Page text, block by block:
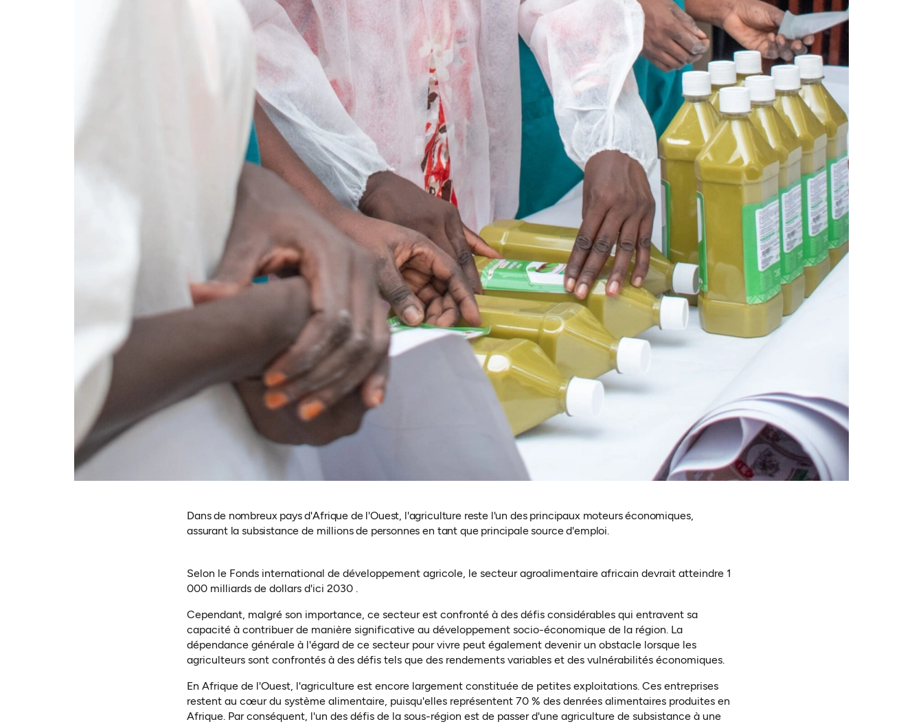
Dans de nombreux pays d'Afrique de l'Ouest, l'agriculture reste l'un des principaux moteurs économiques,
assurant la subsistance de millions de personnes en tant que principale source d'emploi.
Selon le Fonds international de développement agricole, le secteur agroalimentaire africain devrait atteindre 1
000 milliards de dollars d'ici 2030 .
Cependant, malgré son importance, ce secteur est confronté à des défis considérables qui entravent sa
capacité à contribuer de manière significative au développement socio-économique de la région. La
dépendance générale à l'égard de ce secteur pour vivre peut également devenir un obstacle lorsque les
agriculteurs sont confrontés à des défis tels que des rendements variables et des vulnérabilités économiques.
En Afrique de l'Ouest, l'agriculture est encore largement constituée de petites exploitations. Ces entreprises
restent au cœur du système alimentaire, puisqu'elles représentent 70 % des denrées alimentaires produites en
Afrique. Par conséquent, l'un des défis de la sous-région est de passer d'une agriculture de subsistance à une